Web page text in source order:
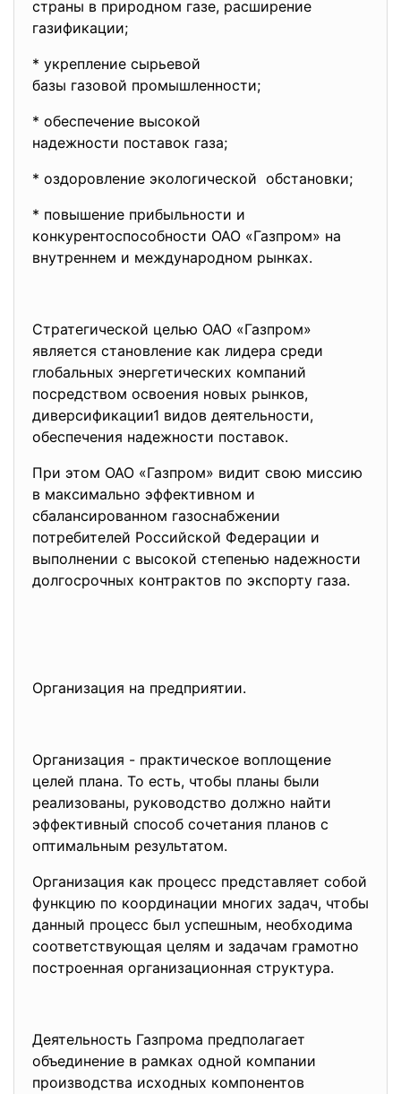
страны в природном газе, расширение
газификации;
* укрепление сырьевой
базы газовой промышленности;
* обеспечение высокой
надежности поставок газа;
* оздоровление экологической обстановки;
* повышение прибыльности и
конкурентоспособности ОАО «Газпром» на
внутреннем и международном рынках.
Стратегической целью ОАО «Газпром»
является становление как лидера среди
глобальных энергетических компаний
посредством освоения новых рынков,
диверсификации1 видов деятельности,
обеспечения надежности поставок.
При этом ОАО «Газпром» видит свою миссию
в максимально эффективном и
сбалансированном газоснабжении
потребителей Российской Федерации и
выполнении с высокой степенью надежности
долгосрочных контрактов по экспорту газа.
Организация на предприятии.
Организация - практическое воплощение
целей плана. То есть, чтобы планы были
реализованы, руководство должно найти
эффективный способ сочетания планов с
оптимальным результатом.
Организация как процесс представляет собой
функцию по координации многих задач, чтобы
данный процесс был успешным, необходима
соответствующая целям и задачам грамотно
построенная организационная структура.
Деятельность Газпрома предполагает
объединение в рамках одной компании
производства исходных компонентов